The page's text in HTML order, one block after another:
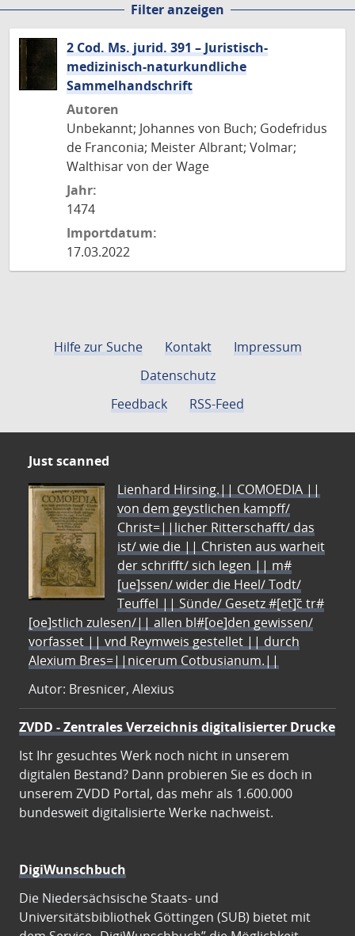
Filter anzeigen
2 Cod. Ms. jurid. 391 – Juristisch-
medizinisch-naturkundliche
Sammelhandschrift
Autoren
Unbekannt; Johannes von Buch; Godefridus
de Franconia; Meister Albrant; Volmar;
Walthisar von der Wage
Jahr:
1474
Importdatum:
17.03.2022
Hilfe zur Suche Kontakt
Impressum
Datenschutz
Feedback
RSS-Feed
Just scanned
Lienhard Hirsing.|| COMOEDIA ||
von dem geystlichen kampff/
Christ=||licher Ritterschafft/ das
ist/ wie die || Christen aus warheit
der schrifft/ sich legen || m#
[ue]ssen/ wider die Heel/ Todt/
Teuffel || Sünde/ Gesetz #[et]c̃ tr#
[oe]stlich zulesen/|| allen bl#[oe]den gewissen/
vorfasset || vnd Reymweis gestellet || durch
Alexium Bres=||nicerum Cotbusianum.||
Autor: Bresnicer, Alexius
ZVDD - Zentrales Verzeichnis digitalisierter Drucke
Ist Ihr gesuchtes Werk noch nicht in unserem
digitalen Bestand? Dann probieren Sie es doch in
unserem ZVDD Portal, das mehr als 1.600.000
bundesweit digitalisierte Werke nachweist.
DigiWunschbuch
Die Niedersächsische Staats- und
Universitätsbibliothek Göttingen (SUB) bietet mit